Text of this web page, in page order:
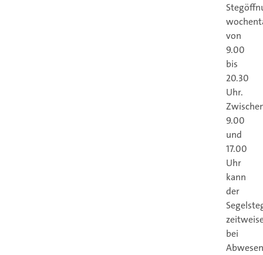
von
9.00
bis
20.30
Uhr.
9.00
und
17.00
Uhr
kann
der
bei